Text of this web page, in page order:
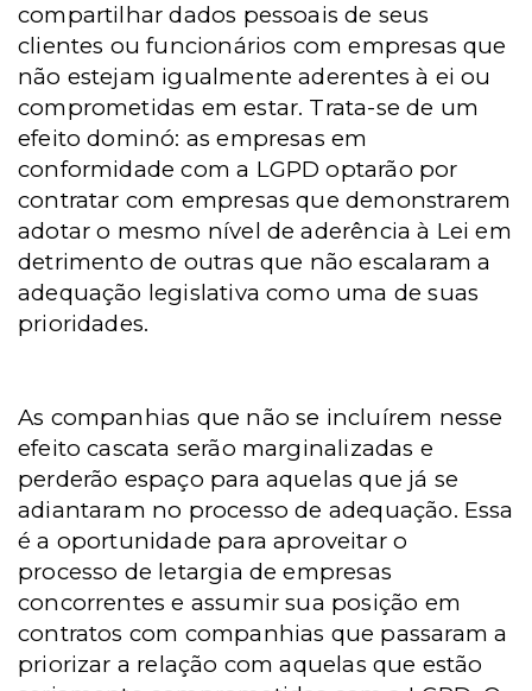
compartilhar dados pessoais de seus
clientes ou funcionários com empresas que
não estejam igualmente aderentes à ei ou
comprometidas em estar. Trata-se de um
efeito dominó: as empresas em
conformidade com a LGPD optarão por
contratar com empresas que demonstrarem
adotar o mesmo nível de aderência à Lei em
detrimento de outras que não escalaram a
adequação legislativa como uma de suas
prioridades.
As companhias que não se incluírem nesse
efeito cascata serão marginalizadas e
perderão espaço para aquelas que já se
adiantaram no processo de adequação. Essa
é a oportunidade para aproveitar o
processo de letargia de empresas
concorrentes e assumir sua posição em
contratos com companhias que passaram a
priorizar a relação com aquelas que estão